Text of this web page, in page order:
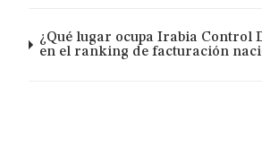
¿Qué lugar ocupa Irabia Control
en el ranking de facturación